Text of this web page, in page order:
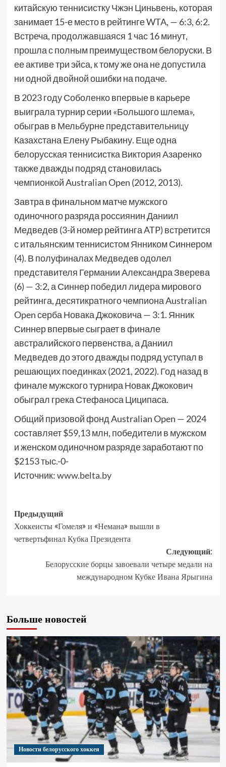
китайскую теннисистку Чжэн Циньвень, которая
занимает 15-е место в рейтинге WTA, — 6:3, 6:2.
Встреча, продолжавшаяся 1 час 16 минут,
прошла с полным преимуществом белоруски. В
ее активе три эйса, к тому же она не допустила
ни одной двойной ошибки на подаче.
В 2023 году Соболенко впервые в карьере
выиграла турнир серии «Большого шлема»,
обыграв в Мельбурне представительницу
Казахстана Елену Рыбакину. Еще одна
белорусская теннисистка Виктория Азаренко
также дважды подряд становилась
чемпионкой Australian Open (2012, 2013).
Завтра в финальном матче мужского
одиночного разряда россиянин Даниил
Медведев (3-й номер рейтинга ATP) встретится
с итальянским теннисистом Янником Синнером
(4). В полуфиналах Медведев одолел
представителя Германии Александра Зверева
(6) — 3:2, а Синнер победил лидера мирового
рейтинга, десятикратного чемпиона Australian
Open серба Новака Джоковича — 3:1. Янник
Синнер впервые сыграет в финале
австралийского первенства, а Даниил
Медведев до этого дважды подряд уступал в
решающих поединках (2021, 2022). Год назад в
финале мужского турнира Новак Джокович
обыграл грека Стефаноса Циципаса.
Общий призовой фонд Australian Open — 2024
составляет $59,13 млн, победители в мужском
и женском одиночном разряде заработают по
$2153 тыс.-0-
Источник:www.belta.by
Предыдущий
Хоккеисты «Гомеля» и «Немана» вышли в
четвертьфинал Кубка Президента
Следующий:
Белорусские борцы завоевали четыре медали на
международном Кубке Ивана Ярыгина
Больше новостей
Новости белорусского хоккея